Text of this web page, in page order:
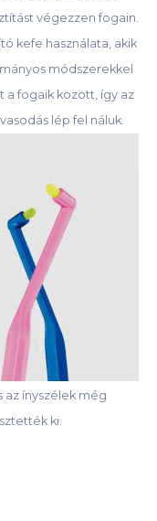
végezzen fogain.
kefe használata, akik
módszerekkel
a fogaik között, így az
lép fel náluk.
ínyszélek még
ki.